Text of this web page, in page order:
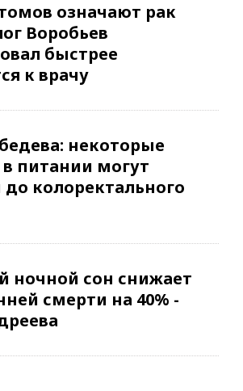
означают рак
Воробьев
быстрее
к врачу
некоторые
питании могут
до колоректального
ночной сон снижает
смерти на 40% -